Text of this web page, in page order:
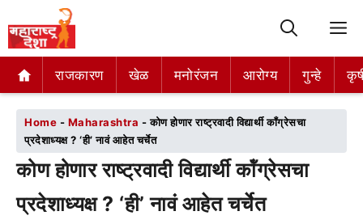
राजकारण खेळ मनोरंजन आरोग्य गुन्हे
राजकारण खेळ मनोरंजन आरोग्य गुन्हे
Home - Maharashtra -कोण होणार राष्ट्रवादी विद्यार्थी कॉंग्रेसचा
प्रदेशाध्यक्ष ? ‘ही’ नावं आहेत चर्चेत
कोण होणार राष्ट्रवादी विद्यार्थी कॉंग्रेसचा
प्रदेशाध्यक्ष ? ‘ही’ नावं आहेत चर्चेत